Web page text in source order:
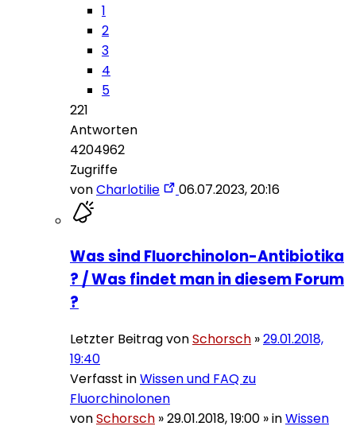
1
2
3
4
5
221
Antworten
4204962
Zugriffe
vonCharlotilie 06.07.2023, 20:16
Was sind Fluorchinolon-Antibiotika
? / Was findet man in diesem Forum
?
Letzter Beitrag vonSchorsch »29.01.2018,
19:40
Verfasst inWissen und FAQ zu
Fluorchinolonen
vonSchorsch »29.01.2018, 19:00 » inWissen